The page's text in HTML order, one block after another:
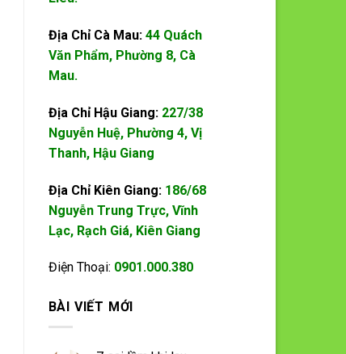
Địa Chỉ Cà Mau: 44 Quách
Văn Phẩm, Phường 8, Cà
Mau.
Địa Chỉ Hậu Giang: 227/38
Nguyễn Huệ, Phường 4, Vị
Thanh, Hậu Giang
Địa Chỉ Kiên Giang: 186/68
Nguyễn Trung Trực, Vĩnh
Lạc, Rạch Giá, Kiên Giang
Điện Thoại: 0901.000.380
BÀI VIẾT MỚI